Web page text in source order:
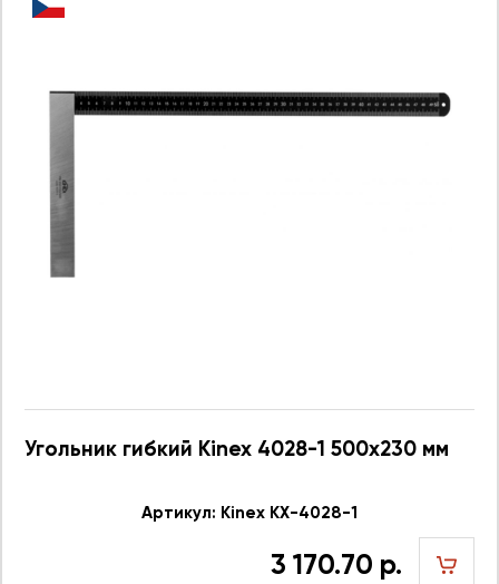
Угольник гибкий Kinex 4028-1 500x230 мм
Артикул: Kinex KX-4028-1
3 170.70 р.